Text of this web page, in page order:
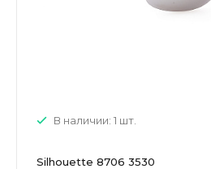
В наличии: 1 шт.
Silhouette 8706 3530